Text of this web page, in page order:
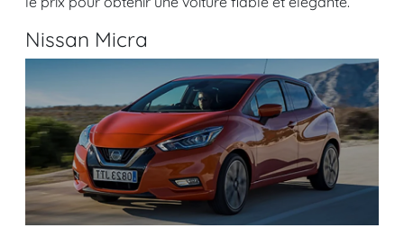
Nissan Micra